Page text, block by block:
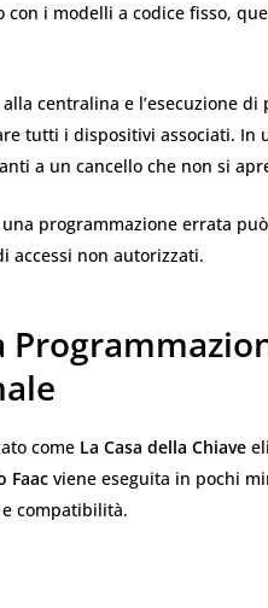
con i modelli a codice fisso,
centralina e l’esecuzione
tutti i dispositivi associati. In
a un cancello che non si
una programmazione errata
accessi non autorizzati.
come La Casa della Chiave
Faac viene eseguita in pochi
compatibilità.